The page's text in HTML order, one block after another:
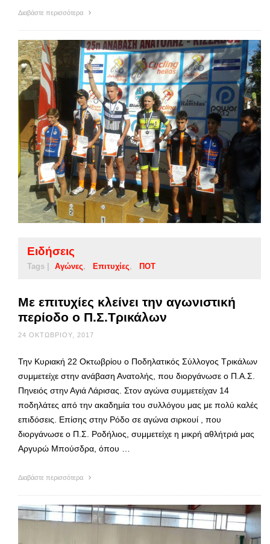
Διαβάστε περισσότερα
Ειδήσεις
Tags | Αγώνες Επιτυχίες ΠΟΤ
Με επιτυχίες κλείνει την αγωνιστική
περίοδο ο Π.Σ.Τρικάλων
24 ΟΚΤΩΒΡΊΟΥ, 2017
Την Κυριακή 22 Οκτωβρίου ο Ποδηλατικός Σύλλογος Τρικάλων
συμμετείχε στην ανάβαση Ανατολής, που διοργάνωσε ο Π.Α.Σ.
Πηνειός στην Αγιά Λάρισας. Στον αγώνα συμμετείχαν 14
ποδηλάτες από την ακαδημία του συλλόγου μας με πολύ καλές
επιδόσεις. Επίσης στην Ρόδο σε αγώνα σιρκουί , που
διοργάνωσε ο Π.Σ. Ροδήλιος, συμμετείχε η μικρή αθλήτριά μας
Αργυρώ Μπούσδρα, όπου …
Διαβάστε περισσότερα